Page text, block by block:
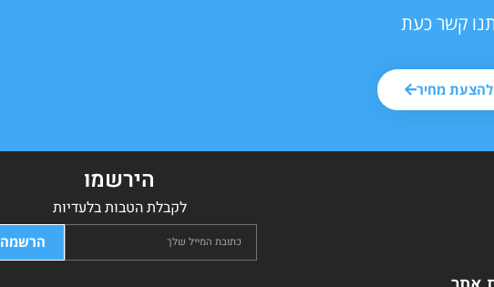
קשר כעת
מחיר
הירשמו
לקבלת הטבות בלעדיות
הרשמה